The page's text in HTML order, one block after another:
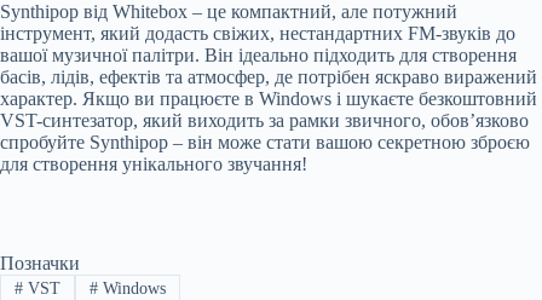
Synthipop від Whitebox – це компактний, але потужний
інструмент, який додасть свіжих, нестандартних FM-звуків до
вашої музичної палітри. Він ідеально підходить для створення
басів, лідів, ефектів та атмосфер, де потрібен яскраво виражений
характер. Якщо ви працюєте в Windows і шукаєте безкоштовний
VST-синтезатор, який виходить за рамки звичного, обов’язково
спробуйте Synthipop – він може стати вашою секретною зброєю
для створення унікального звучання!
Позначки
#VST #Windows